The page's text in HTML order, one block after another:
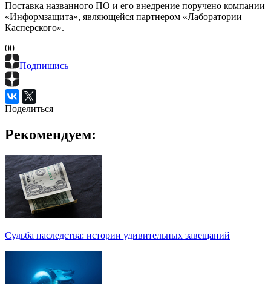
Поставка названного ПО и его внедрение поручено компании
«Информзащита», являющейся партнером «Лаборатории
Касперского».
00
Подпишись
Поделиться
Рекомендуем:
Судьба наследства: истории удивительных завещаний